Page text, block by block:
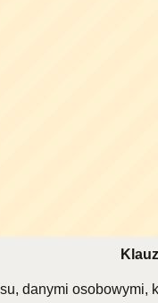
danymi osobowymi,